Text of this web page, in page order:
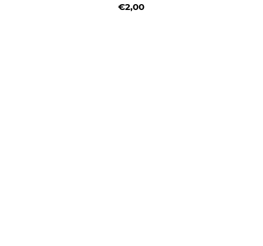
€2,00